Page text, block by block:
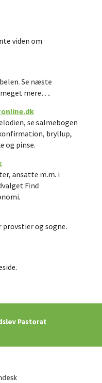
viden om
Se næste
mere….
se salmebogen
bryllup,
og pinse.
ansatte m.m. i
provstier og sogne.
Pastorat